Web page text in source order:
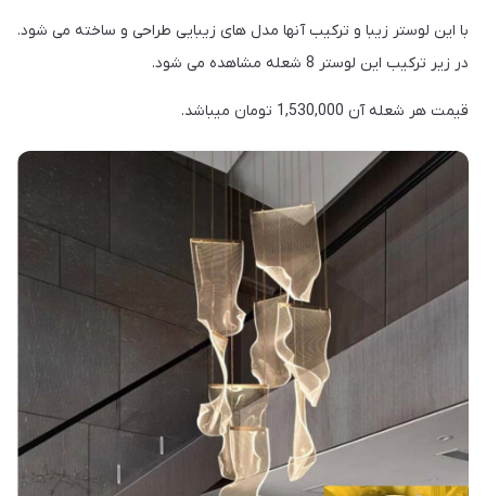
با این لوستر زیبا و ترکیب آنها مدل های زیبایی طراحی و ساخته می شود.
در زیر ترکیب این لوستر 8 شعله مشاهده می شود.
قیمت هر شعله آن 1,530,000 تومان میباشد.